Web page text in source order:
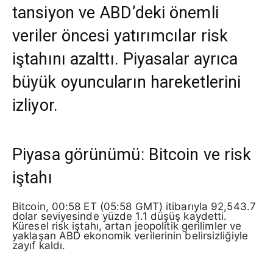
tansiyon ve ABD’deki önemli
veriler öncesi yatırımcılar risk
iştahını azalttı. Piyasalar ayrıca
büyük oyuncuların hareketlerini
izliyor.
Piyasa görünümü: Bitcoin ve risk
iştahı
Bitcoin, 00:58 ET (05:58 GMT) itibarıyla 92,543.7
dolar seviyesinde yüzde 1.1 düşüş kaydetti.
Küresel risk iştahı, artan jeopolitik gerilimler ve
yaklaşan ABD ekonomik verilerinin belirsizliğiyle
zayıf kaldı.